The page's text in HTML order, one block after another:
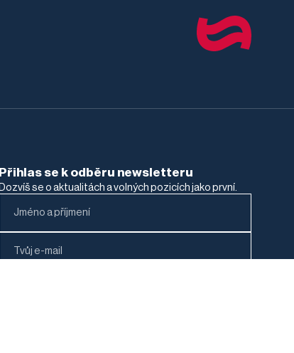
Přihlas se k odběru newsletteru
Dozvíš se o aktualitách a volných pozicích jako první.